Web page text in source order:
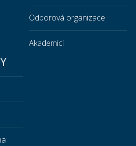
Odborová organizace
Akademici